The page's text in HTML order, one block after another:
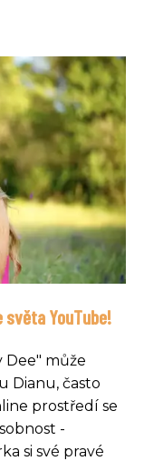
světa YouTube!
Dee" může
Dianu, často
prostředí se
-
si své pravé